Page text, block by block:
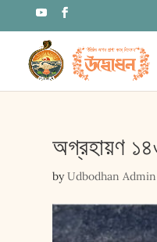
অগ্রহায়ণ
byUdbodhan Admin